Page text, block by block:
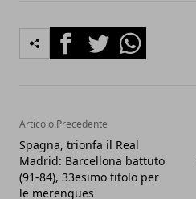
FacebookTwitterWhatsapp
Articolo Precedente
Spagna, trionfa il Real
Madrid: Barcellona battuto
(91-84), 33esimo titolo per
le merengues